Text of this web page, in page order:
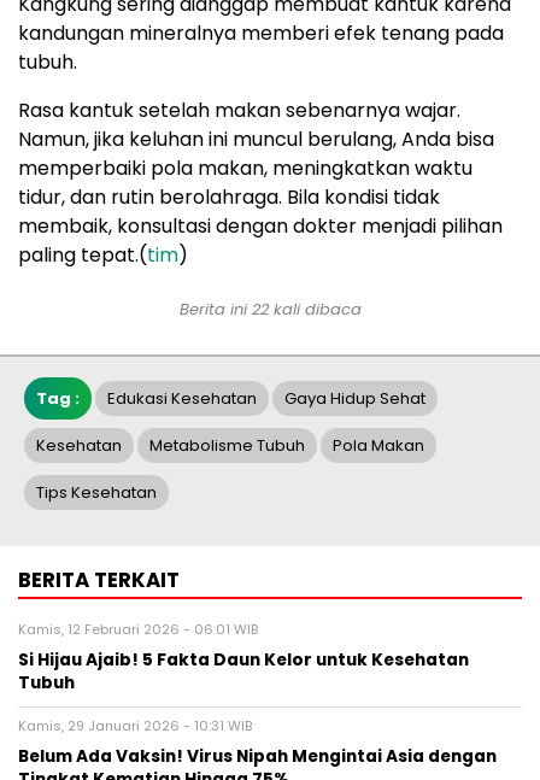
kandungan mineralnya memberi efek tenang pada
tubuh.
Rasa kantuk setelah makan sebenarnya wajar.
Namun, jika keluhan ini muncul berulang, Anda bisa
memperbaiki pola makan, meningkatkan waktu
tidur, dan rutin berolahraga. Bila kondisi tidak
membaik, konsultasi dengan dokter menjadi pilihan
paling tepat.(tim)
Berita ini 22 kali dibaca
Tag : Edukasi Kesehatan Gaya Hidup Sehat
Kesehatan Metabolisme Tubuh Pola Makan
Tips Kesehatan
BERITA TERKAIT
Kamis, 12 Februari 2026 - 06:01 WIB
Si Hijau Ajaib! 5 Fakta Daun Kelor untuk Kesehatan
Tubuh
Kamis, 29 Januari 2026 - 10:31 WIB
Belum Ada Vaksin! Virus Nipah Mengintai Asia dengan